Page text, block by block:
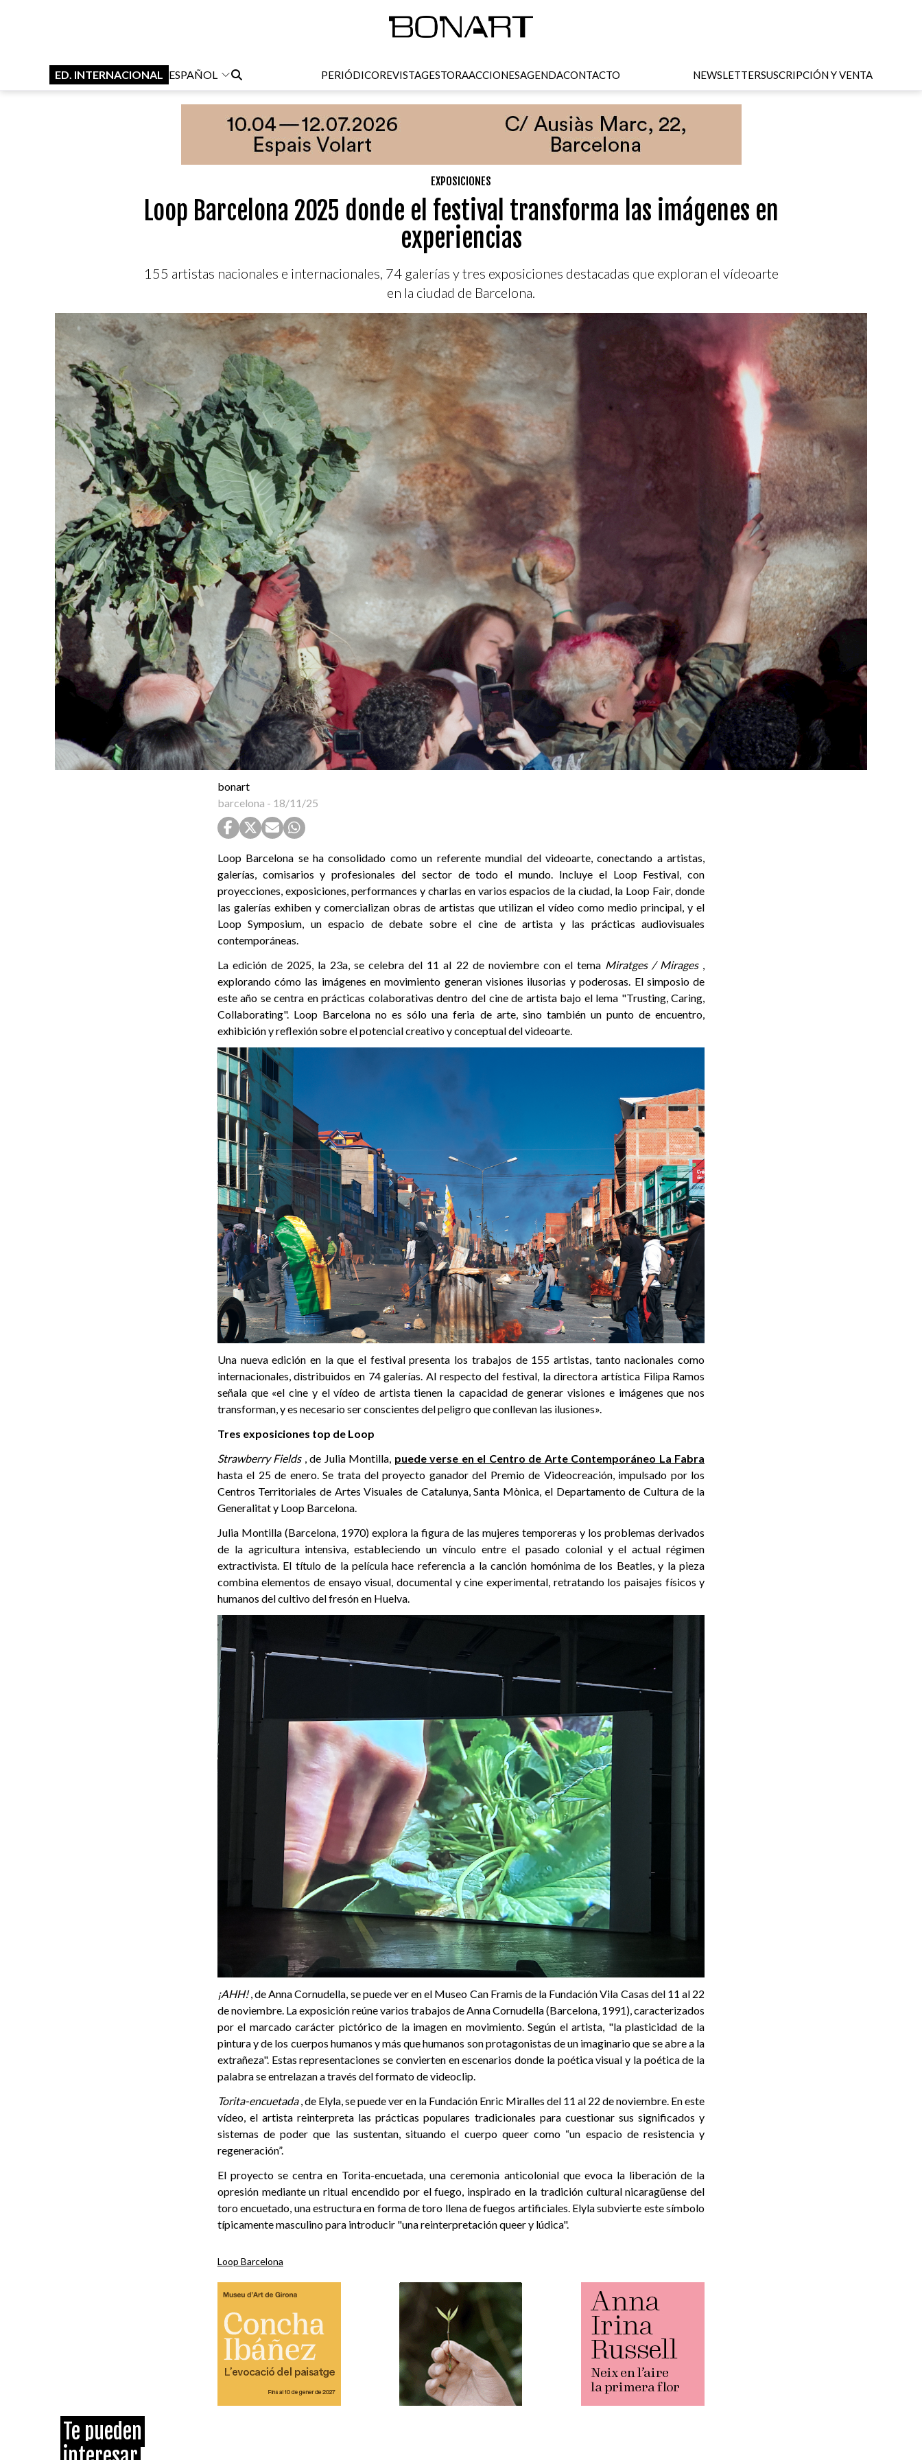
ED. INTERNACIONAL ESPAÑOL PERIÓDICOREVISTAGESTORAACCIONESAGENDACONTACTO NEWSLETTERSUSCRIPCIÓN Y VENTA
EXPOSICIONES
Loop Barcelona 2025 donde el festival transforma las imágenes en
experiencias
155 artistas nacionales e internacionales, 74 galerías y tres exposiciones destacadas que exploran el vídeoarte
en la ciudad de Barcelona.
bonart
barcelona - 18/11/25
Loop Barcelona se ha consolidado como un referente mundial del videoarte, conectando a artistas,
galerías, comisarios y profesionales del sector de todo el mundo. Incluye el Loop Festival, con
proyecciones, exposiciones, performances y charlas en varios espacios de la ciudad, la Loop Fair, donde
las galerías exhiben y comercializan obras de artistas que utilizan el vídeo como medio principal, y el
Loop Symposium, un espacio de debate sobre el cine de artista y las prácticas audiovisuales
contemporáneas.
La edición de 2025, la 23a, se celebra del 11 al 22 de noviembre con el tema Miratges / Mirages,
explorando cómo las imágenes en movimiento generan visiones ilusorias y poderosas. El simposio de
este año se centra en prácticas colaborativas dentro del cine de artista bajo el lema "Trusting, Caring,
Collaborating". Loop Barcelona no es sólo una feria de arte, sino también un punto de encuentro,
exhibición y reflexión sobre el potencial creativo y conceptual del videoarte.
Una nueva edición en la que el festival presenta los trabajos de 155 artistas, tanto nacionales como
internacionales, distribuidos en 74 galerías. Al respecto del festival, la directora artística Filipa Ramos
señala que «el cine y el vídeo de artista tienen la capacidad de generar visiones e imágenes que nos
transforman, y es necesario ser conscientes del peligro que conllevan las ilusiones».
Tres exposiciones top de Loop
Strawberry Fields, de Julia Montilla, puede verse en el Centro de Arte Contemporáneo La Fabra
hasta el 25 de enero. Se trata del proyecto ganador del Premio de Videocreación, impulsado por los
Centros Territoriales de Artes Visuales de Catalunya, Santa Mònica, el Departamento de Cultura de la
Generalitat y Loop Barcelona.
Julia Montilla (Barcelona, 1970) explora la figura de las mujeres temporeras y los problemas derivados
de la agricultura intensiva, estableciendo un vínculo entre el pasado colonial y el actual régimen
extractivista. El título de la película hace referencia a la canción homónima de los Beatles, y la pieza
combina elementos de ensayo visual, documental y cine experimental, retratando los paisajes físicos y
humanos del cultivo del fresón en Huelva.
¡AHH!, de Anna Cornudella, se puede ver en el Museo Can Framis de la Fundación Vila Casas del 11 al 22
de noviembre. La exposición reúne varios trabajos de Anna Cornudella (Barcelona, 1991), caracterizados
por el marcado carácter pictórico de la imagen en movimiento. Según el artista, "la plasticidad de la
pintura y de los cuerpos humanos y más que humanos son protagonistas de un imaginario que se abre a la
extrañeza". Estas representaciones se convierten en escenarios donde la poética visual y la poética de la
palabra se entrelazan a través del formato de videoclip.
Torita-encuetada, de Elyla, se puede ver en la Fundación Enric Miralles del 11 al 22 de noviembre. En este
vídeo, el artista reinterpreta las prácticas populares tradicionales para cuestionar sus significados y
sistemas de poder que las sustentan, situando el cuerpo queer como “un espacio de resistencia y
regeneración”.
El proyecto se centra en Torita-encuetada, una ceremonia anticolonial que evoca la liberación de la
opresión mediante un ritual encendido por el fuego, inspirado en la tradición cultural nicaragüense del
toro encuetado, una estructura en forma de toro llena de fuegos artificiales. Elyla subvierte este símbolo
típicamente masculino para introducir "una reinterpretación queer y lúdica".
Loop Barcelona
Te pueden